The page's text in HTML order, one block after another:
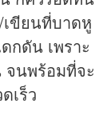
ขียนที่บาดหู
กดัน เพราะ
จนพร้อมที่จะ
เร็ว